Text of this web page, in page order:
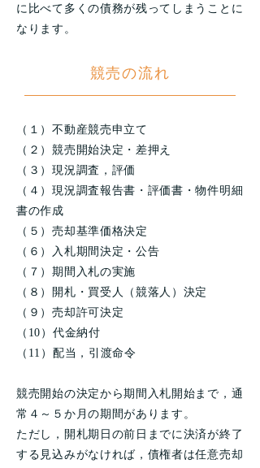
に比べて多くの債務が残ってしまうことに
なります。
競売の流れ
（１）不動産競売申立て
（２）競売開始決定・差押え
（３）現況調査，評価
（４）現況調査報告書・評価書・物件明細
書の作成
（５）売却基準価格決定
（６）入札期間決定・公告
（７）期間入札の実施
（８）開札・買受人（競落人）決定
（９）売却許可決定
（10）代金納付
（11）配当，引渡命令
競売開始の決定から期間入札開始まで，通
常４～５か月の期間があります。
ただし，開札期日の前日までに決済が終了
する見込みがなければ，債権者は任意売却